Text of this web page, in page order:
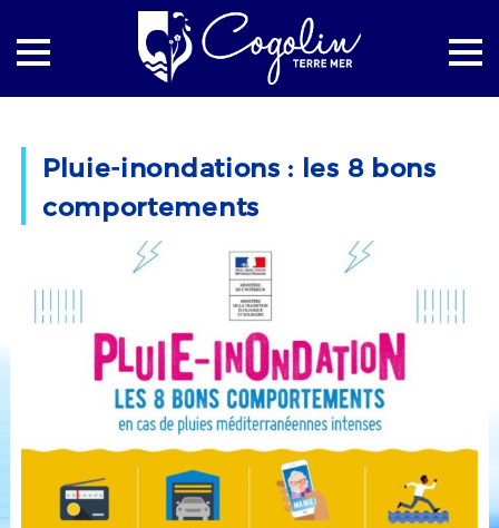
Pluie-inondations : les 8 bons
comportements